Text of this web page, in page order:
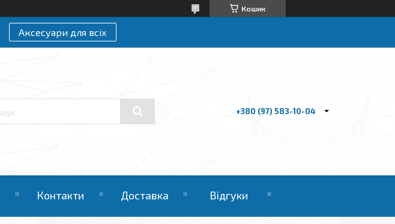
Кошик
Аксесуари для всіх
+380 (97) 583-10-04
Контакти Доставка Відгуки